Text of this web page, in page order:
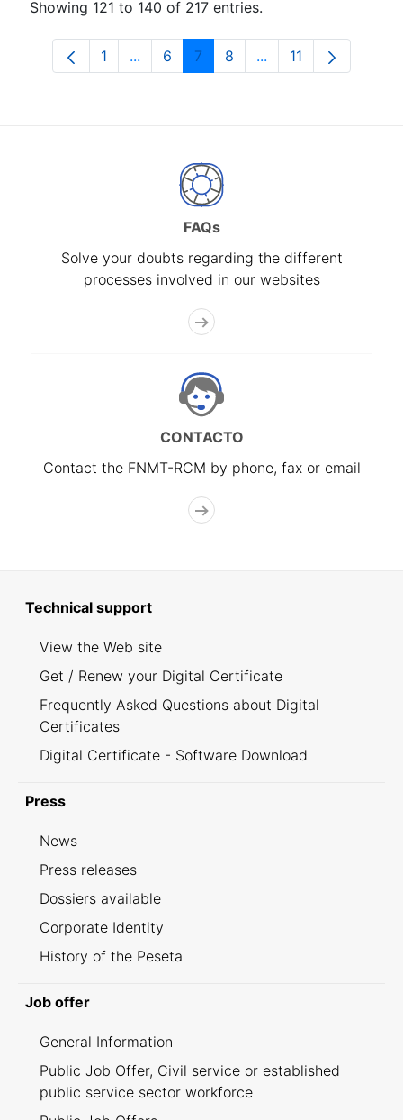
Showing 121 to 140 of 217 entries.
Page
1 ...Intermediate Pages Use TAB to
Page
6 Page
7 Page
8 ...Intermediate Pages
Page
11
FAQs
Solve your doubts regarding the different
processes involved in our websites
CONTACTO
Contact the FNMT-RCM by phone, fax or email
Technical support
View the Web site
Get / Renew your Digital Certificate
Frequently Asked Questions about Digital
Certificates
Digital Certificate - Software Download
Press
News
Press releases
Dossiers available
Corporate Identity
History of the Peseta
Job offer
General Information
Public Job Offer, Civil service or established
public service sector workforce